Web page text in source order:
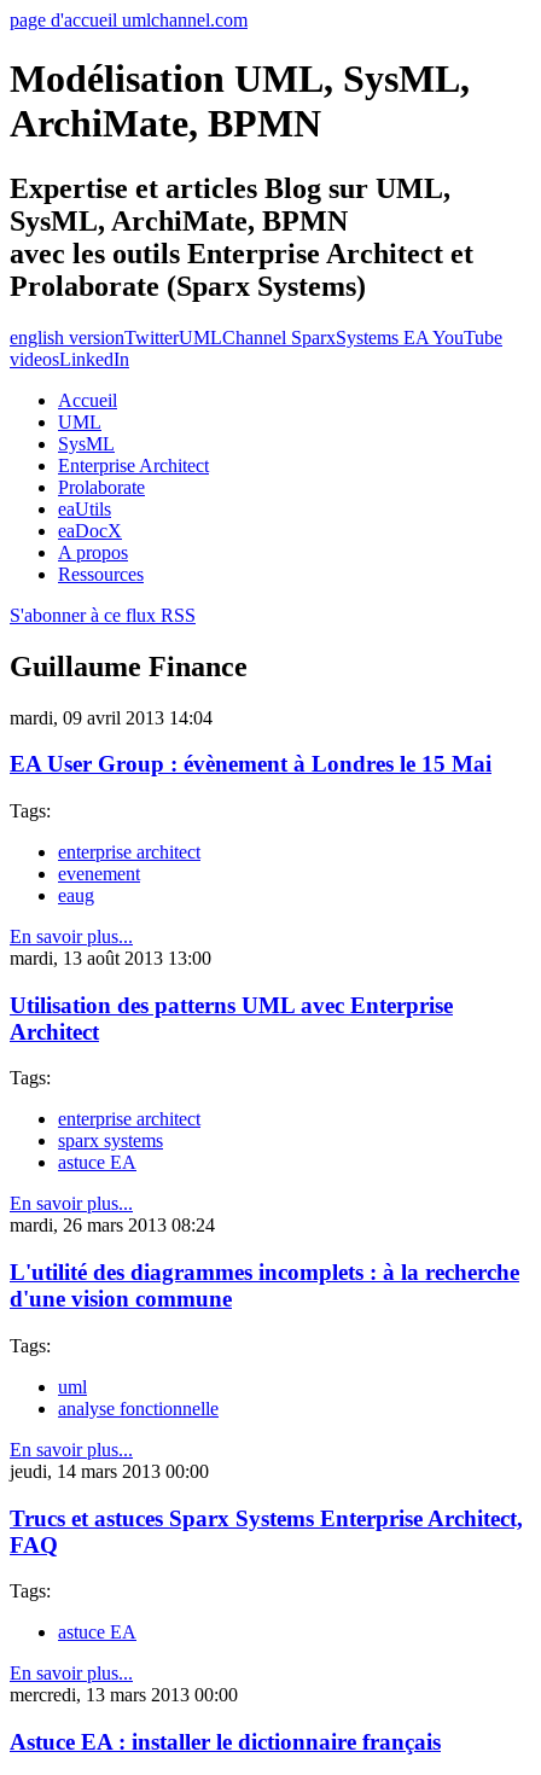
page d'accueil umlchannel.com
Modélisation UML, SysML,
ArchiMate, BPMN
Expertise et articles Blog sur UML,
SysML, ArchiMate, BPMN
avec les outils Enterprise Architect et
Prolaborate (Sparx Systems)
english versionTwitterUMLChannel SparxSystems EA YouTube
videosLinkedIn
Accueil
UML
SysML
Enterprise Architect
Prolaborate
eaUtils
eaDocX
A propos
Ressources
S'abonner à ce flux RSS
Guillaume Finance
mardi, 09 avril 2013 14:04
EA User Group : évènement à Londres le 15 Mai
Tags:
enterprise architect
evenement
eaug
En savoir plus...
mardi, 13 août 2013 13:00
Utilisation des patterns UML avec Enterprise
Architect
Tags:
enterprise architect
sparx systems
astuce EA
En savoir plus...
mardi, 26 mars 2013 08:24
L'utilité des diagrammes incomplets : à la recherche
d'une vision commune
Tags:
uml
analyse fonctionnelle
En savoir plus...
jeudi, 14 mars 2013 00:00
Trucs et astuces Sparx Systems Enterprise Architect,
FAQ
Tags:
astuce EA
En savoir plus...
mercredi, 13 mars 2013 00:00
Astuce EA : installer le dictionnaire français